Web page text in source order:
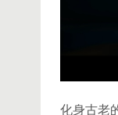
化身古老